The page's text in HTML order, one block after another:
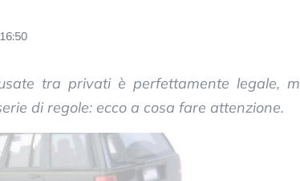
tra privati è perfettamente legale,
di regole: ecco a cosa fare attenzione.